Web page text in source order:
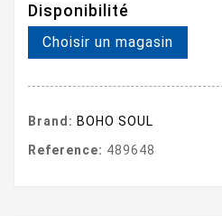
Disponibilité
Choisir un magasin
Brand: BOHO SOUL
Reference: 489648